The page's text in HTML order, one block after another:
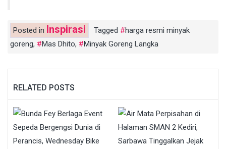
Posted in Inspirasi Tagged
harga resmi minyak
goreng, Mas Dhito, Minyak Goreng Langka
RELATED POSTS